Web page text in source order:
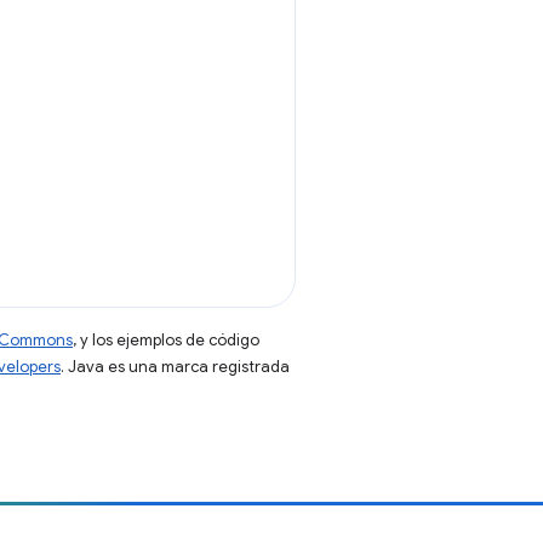
, y los ejemplos de código
. Java es una marca registrada